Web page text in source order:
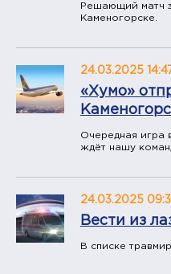
Решающий матч
Каменогорске.
24.03.2025
«Хумо»
Очередная игра
ждёт нашу
24.03.2025
Вести из
В списке